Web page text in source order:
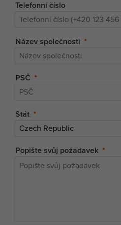
Telefonní číslo
Název společnosti
PSČ
Stát
Popište svůj požadavek